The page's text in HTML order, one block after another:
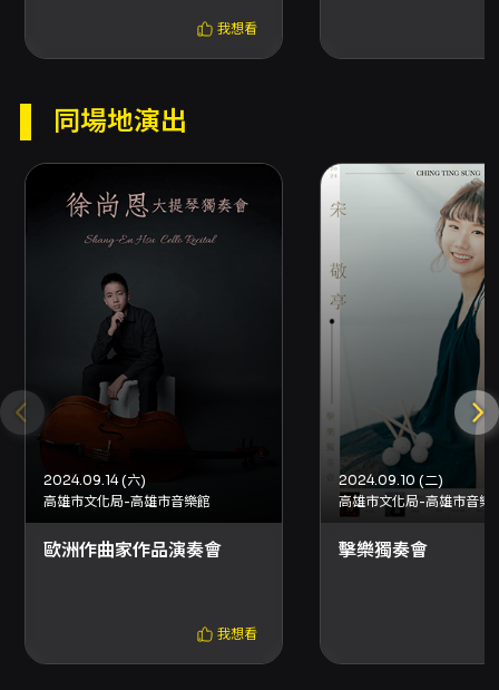
申請方式：以信用卡、行動支付或文化幣全額支
付購票者，請使用 OPENTIX 線上退訂單功能辦
算暫停服務時段。 - ATM 轉帳或現金購票：請依
理，符合規定者將於 3 個工作日內執行退票作
業。 - 已取紙本票者：可選擇臨櫃退票或郵寄退
票（郵寄以郵戳為憑）。臨櫃退票請至
OPENTIX 臺北、臺中、臺南、高雄四大服務處
辦理；郵寄退票須在退票期限前掛號郵寄至
OPENTIX 退票小組（郵寄地址與後續流程請依
OPENTIX 公告為準）。 - 退票款項處理：刷卡
購買之票款將退回原刷卡帳戶；ATM 或現金付款
之票款退回作業將依 OPENTIX 指示轉帳至所提
供之存摺帳戶。 其他注意事項： - 若購票時使用
文化幣或點數折抵，退票時系統將先退還折抵之
文化幣並依序退還點數，退票手續費將於退款前
扣除。若已使用之文化幣或點數逾有效期限，
OPENTIX 將無法返還或展延。 - 優惠組合或套
票退票請依該套票頁面規定辦理，套票退票需整
套辦理，或依套票頁面之特殊規定處理。 聯絡資
訊： - 主辦：星奕藝術工作坊，聯絡電話 0973-
OPENTIX 指示聯絡）。
我想看
同場地演出
2024.09.14 (六)
高雄市文化局-高雄市音樂館
歐洲作曲家作品演奏會
我想看
2024.09.10 (二)
高雄市文化局-高雄市音樂
擊樂獨奏會